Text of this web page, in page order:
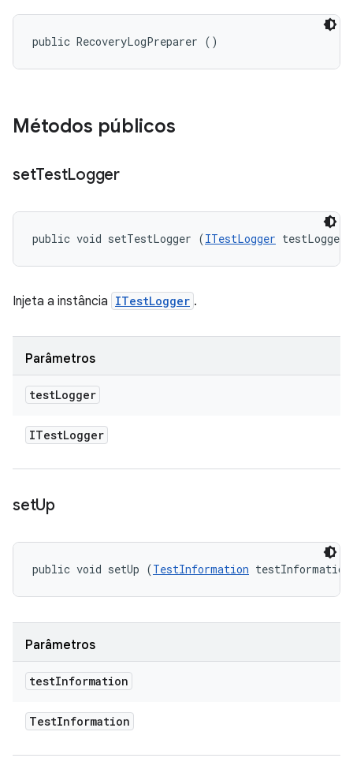
public RecoveryLogPreparer ()
Métodos públicos
setTestLogger
public void setTestLogger (ITestLogger testLogger)
Injeta a instância ITestLogger .
Parâmetros
testLogger
ITestLogger
setUp
public void setUp (TestInformation
Parâmetros
testInformation
TestInformation